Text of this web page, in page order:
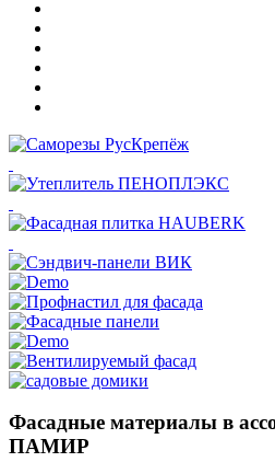
Фасадные материалы в
ПАМИР